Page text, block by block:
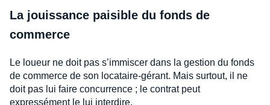
La jouissance paisible du fonds de
commerce
Le loueur ne doit pas s’immiscer dans la gestion du fonds
de commerce de son locataire-gérant. Mais surtout, il ne
doit pas lui faire concurrence ; le contrat peut
expressément le lui interdire.